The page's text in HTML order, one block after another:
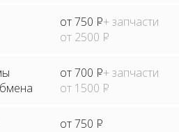
от 750 Р+ запчасти
от 2500 Р
от 700 Р+ запчасти
от 1500 Р
от 750 Р